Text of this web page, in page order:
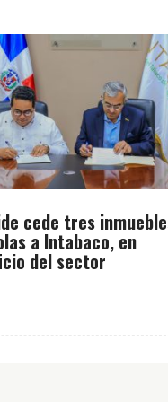
cede tres
a Intabaco, en
del sector